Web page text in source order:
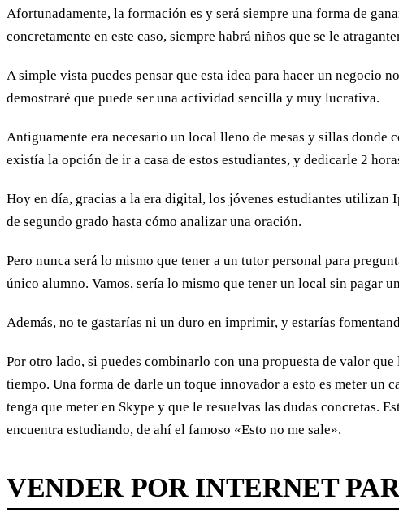
Afortunadamente, la formación es y será siempre una forma de
concretamente en este caso, siempre habrá niños que se le
A simple vista puedes pensar que esta idea para hacer un negocio
demostraré que puede ser una actividad sencilla y muy lucrativa.
Antiguamente era necesario un local lleno de mesas y sillas
existía la opción de ir a casa de estos estudiantes, y dedicarle 2
Hoy en día, gracias a la era digital, los jóvenes estudiantes utilizan
de segundo grado hasta cómo analizar una oración.
Pero nunca será lo mismo que tener a un tutor personal para
único alumno. Vamos, sería lo mismo que tener un local sin pagar
Además, no te gastarías ni un duro en imprimir, y estarías
Por otro lado, si puedes combinarlo con una propuesta de valor
tiempo. Una forma de darle un toque innovador a esto es meter un
tenga que meter en Skype y que le resuelvas las dudas concretas.
encuentra estudiando, de ahí el famoso «Esto no me sale».
VENDER POR INTERNET